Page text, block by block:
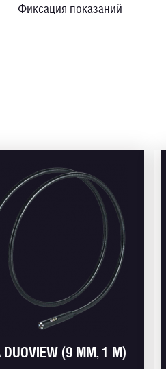
Фиксация показаний
(9 ММ, 1 М)